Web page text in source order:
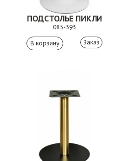
ПОДСТОЛЬЕ ПИКЛИ
085-393
Заказ